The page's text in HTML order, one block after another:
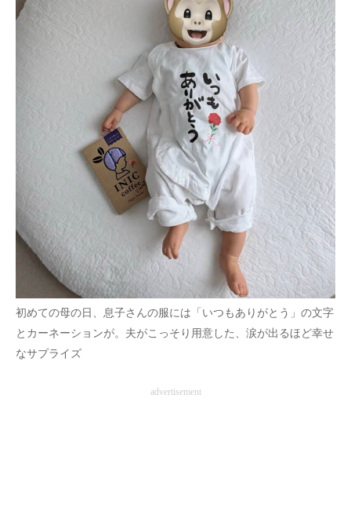
初めての母の日、息子さんの服には「いつもありがとう」の文字
とカーネーションが。夫がこっそり用意した、涙が出るほど幸せ
なサプライズ
advertisement